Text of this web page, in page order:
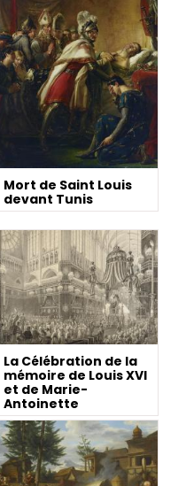
Mort de Saint Louis
devant Tunis
La Célébration de la
mémoire de Louis XVI
et de Marie-
Antoinette